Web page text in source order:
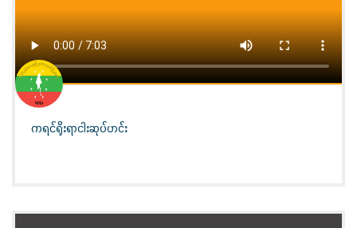
ကရင်ရိုးရာငါးဆုပ်ဟင်း